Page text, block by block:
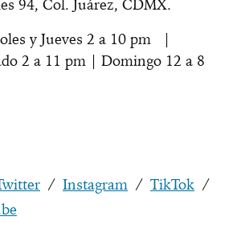
94, Col. Juárez, CDMX.
y Jueves 2 a 10 pm |
2 a 11 pm | Domingo 12 a 8
/ Instagram / TikTok /